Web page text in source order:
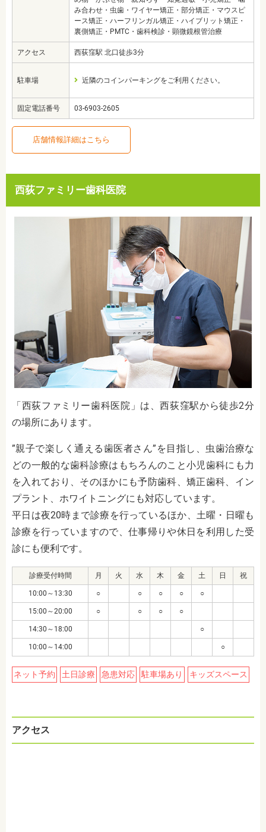
み合わせ・虫歯・ワイヤー矯正・部分矯正・マウスピ
ース矯正・ハーフリンガル矯正・ハイブリット矯正・
裏側矯正・PMTC・歯科検診・顕微鏡根管治療
アクセス 西荻窪駅 北口徒歩3分
駐車場 近隣のコインパーキングをご利用ください。
固定電話番号 03-6903-2605
店舗情報詳細はこちら
西荻ファミリー歯科医院
「西荻ファミリー歯科医院」は、西荻窪駅から徒歩2分
の場所にあります。
”親子で楽しく通える歯医者さん”を目指し、虫歯治療な
どの一般的な歯科診療はもちろんのこと小児歯科にも力
を入れており、そのほかにも予防歯科、矯正歯科、イン
プラント、ホワイトニングにも対応しています。
平日は夜20時まで診療を行っているほか、土曜・日曜も
診療を行っていますので、仕事帰りや休日を利用した受
診にも便利です。
診療受付時間 月 火 水 木 金 土 日 祝
10:00～13:30 ○ ○ ○ ○ ○
15:00～20:00 ○ ○ ○ ○
14:30～18:00 ○
10:00～14:00 ○
ネット予約 土日診療 急患対応 駐車場あり キッズスペース
アクセス